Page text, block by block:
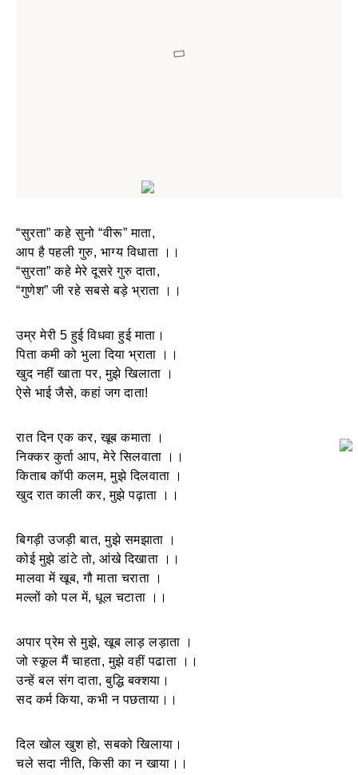
“सुरता” कहे सुनो “वीरू” माता,
आप है पहली गुरु, भाग्य विधाता ।।
“सुरता” कहे मेरे दूसरे गुरु दाता,
“गुणेश” जी रहे सबसे बड़े भ्राता ।।
उम्र मेरी 5 हुई विधवा हुई माता।
पिता कमी को भुला दिया भ्राता ।।
खुद नहीं खाता पर, मुझे खिलाता ।
ऐसे भाई जैसे, कहां जग दाता!
रात दिन एक कर, खूब कमाता ।
निक्कर कुर्ता आप, मेरे सिलवाता ।।
किताब कॉपी कलम, मुझे दिलवाता ।
खुद रात काली कर, मुझे पढ़ाता ।।
बिगड़ी उजड़ी बात, मुझे समझाता ।
कोई मुझे डांटे तो, आंखे दिखाता ।।
मालवा में खूब, गौ माता चराता ।
मल्लों को पल में, धूल चटाता ।।
अपार प्रेम से मुझे, खूब लाड़ लड़ाता ।
जो स्कूल मैं चाहता, मुझे वहीं पढाता ।।
उन्हें बल संग दाता, बुद्धि बक्शया।
सद कर्म किया, कभी न पछताया।।
दिल खोल खुश हो, सबको खिलाया।
चले सदा नीति, किसी का न खाया।।